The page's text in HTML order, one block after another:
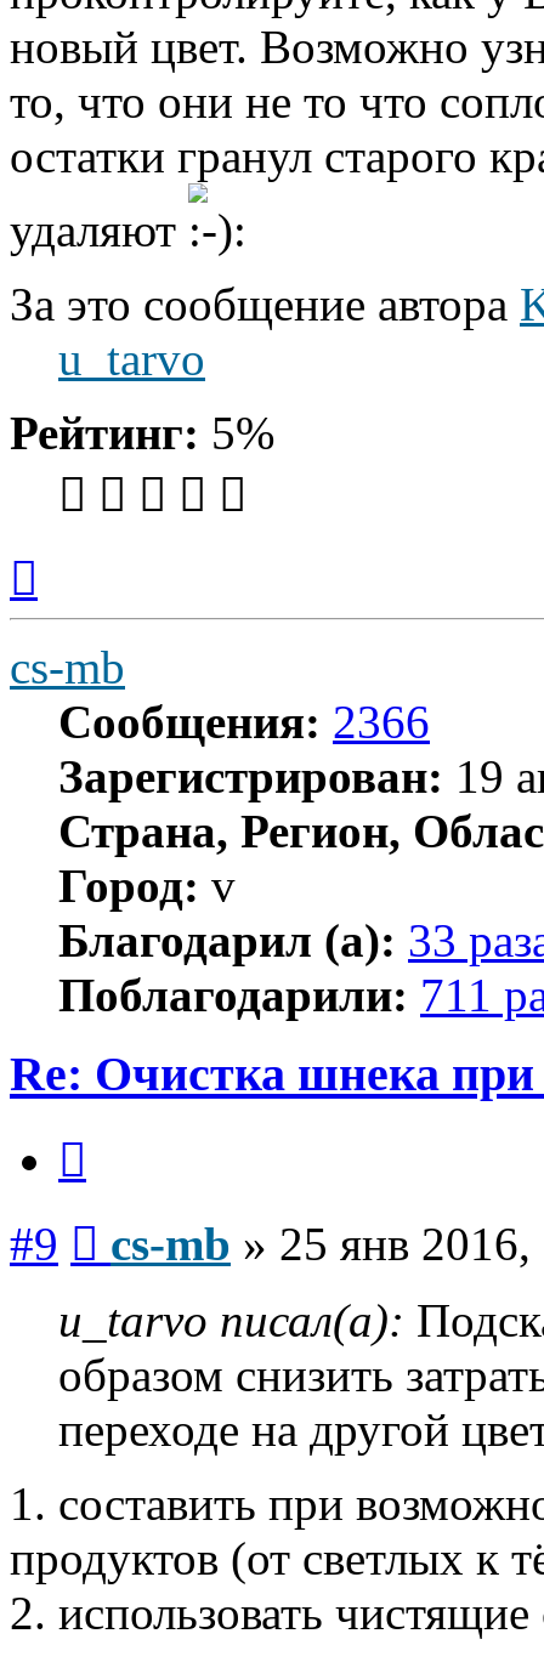
новый цвет. Возможно
то, что они не то что
остатки гранул старого
удаляют
За это сообщение автора
u_tarvo
Рейтинг: 5%
началу
cs-mb
Сообщения: 2366
Зарегистрирован: 19
Страна, Регион,
Город: v
Благодарил (а): 33
Поблагодарили: 711
Re: Очистка шнека при
#9 cs-mb » 25 янв
u_tarvo писал(а):
образом снизить
переходе на другой
1. составить при
продуктов (от светлых к
2. использовать чистящие